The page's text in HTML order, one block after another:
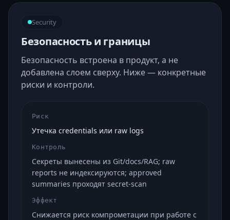
Security
Безопасность и границы
Безопасность встроена в продукт, а не
добавлена слоем сверху. Ниже — конкретные
риски и контроли.
Риск
Утечка credentials или raw logs
Контроль
Секреты вынесены из Git/docs/RAG; raw
reports не индексируются; approved
summaries проходят secret-scan
Эффект
Снижается риск компрометации при работе с